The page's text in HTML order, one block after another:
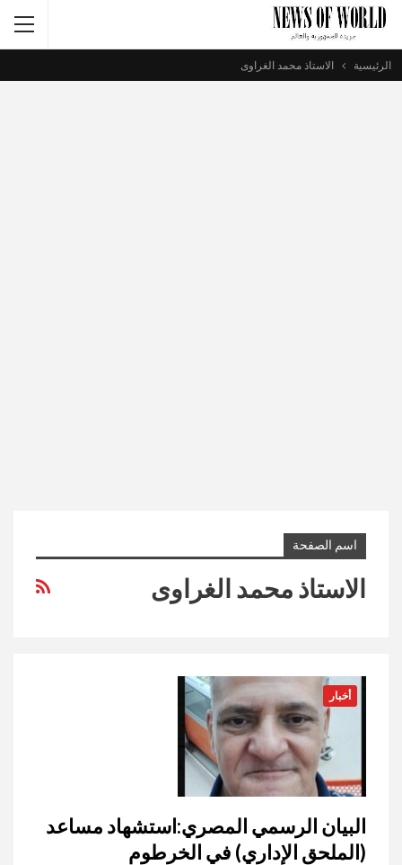
الرئيسية الاستاذ محمد الغراوى
اسم الصفحة
الاستاذ محمد الغراوى
أخبار
البيان الرسمي المصري:استشهاد مساعد
(الملحق الإداري) في الخرطوم